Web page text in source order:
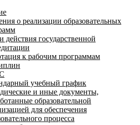
о реализации образовательных
действия государственной
к рабочим программам
учебный график
и иные документы,
образовательной
для обеспечения
процесса